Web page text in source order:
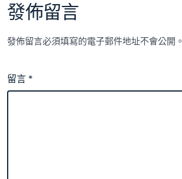
發佈留言
發佈留言必須填寫的電子郵件地址不會公開。
留言*